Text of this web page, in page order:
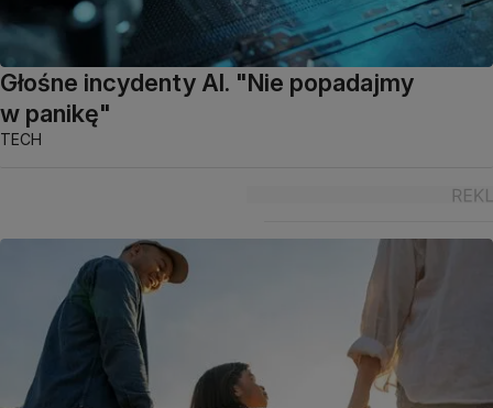
Głośne incydenty AI. "Nie popadajmy
w panikę"
TECH